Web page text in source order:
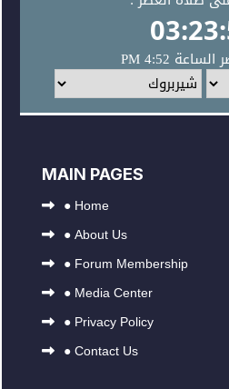
MAIN PAGES
● Home
● About Us
● Forum Membership
● Media Center
● Privacy Policy
● Contact Us